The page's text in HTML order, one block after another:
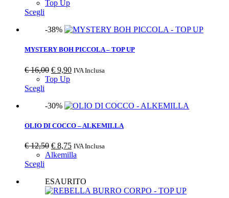
Top Up
Scegli
-38%
MYSTERY BOH PICCOLA – TOP UP
€16,00 € 9,90 IVA Inclusa
Top Up
Scegli
-30%
OLIO DI COCCO – ALKEMILLA
€12,50 € 8,75 IVA Inclusa
Alkemilla
Scegli
ESAURITO